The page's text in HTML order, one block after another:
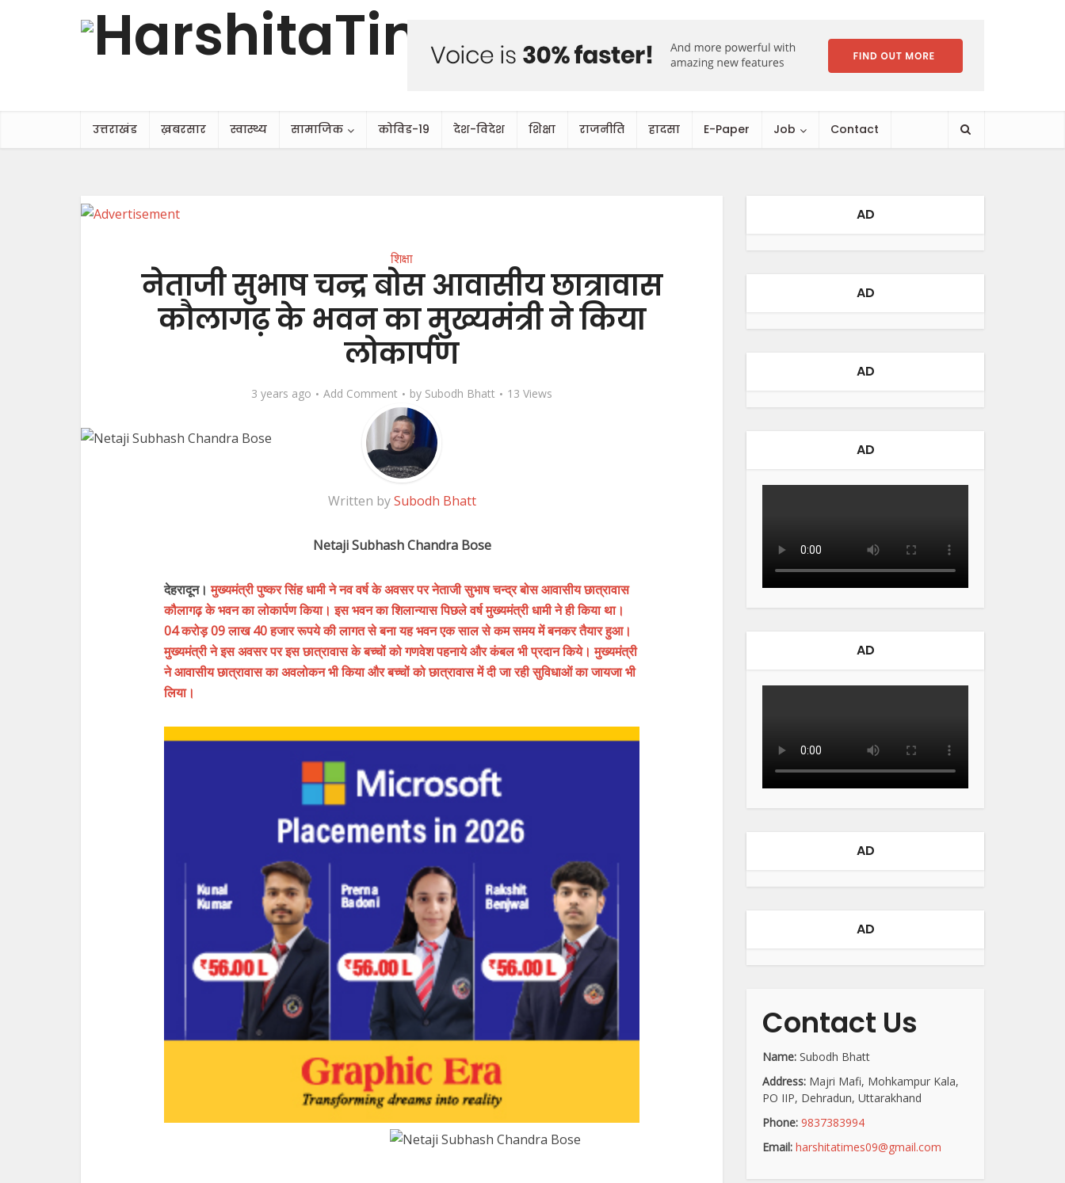
उत्तराखंड ख़बरसार स्वास्थ्य सामाजिक कोविड-19 देश-विदेश शिक्षा राजनीति हादसा E-Paper Job Contact
शिक्षा
नेताजी सुभाष चन्द्र बोस आवासीय छात्रावास
कौलागढ़ के भवन का मुख्यमंत्री ने किया
लोकार्पण
3 years ago Add Comment by Subodh Bhatt 13 Views
Written bySubodh Bhatt
Netaji Subhash Chandra Bose
देहरादून। मुख्यमंत्री पुष्कर सिंह धामी ने नव वर्ष के अवसर पर नेताजी सुभाष चन्द्र बोस आवासीय छात्रावास
कौलागढ़ के भवन का लोकार्पण किया। इस भवन का शिलान्यास पिछले वर्ष मुख्यमंत्री धामी ने ही किया था।
04 करोड़ 09 लाख 40 हजार रूपये की लागत से बना यह भवन एक साल से कम समय में बनकर तैयार हुआ।
मुख्यमंत्री ने इस अवसर पर इस छात्रावास के बच्चों को गणवेश पहनाये और कंबल भी प्रदान किये। मुख्यमंत्री
ने आवासीय छात्रावास का अवलोकन भी किया और बच्चों को छात्रावास में दी जा रही सुविधाओं का जायजा भी
लिया।
AD
AD
AD
AD
AD
AD
AD
Contact Us
Name: Subodh Bhatt
Address: Majri Mafi, Mohkampur Kala,
PO IIP, Dehradun, Uttarakhand
Phone: 9837383994
Email: harshitatimes09@gmail.com